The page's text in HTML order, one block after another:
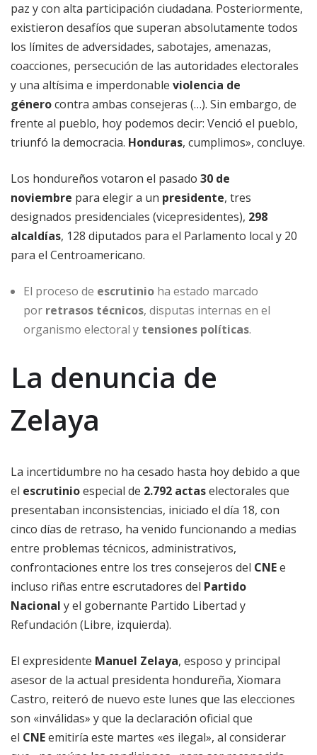
paz y con alta participación ciudadana. Posteriormente,
existieron desafíos que superan absolutamente todos
los límites de adversidades, sabotajes, amenazas,
coacciones, persecución de las autoridades electorales
y una altísima e imperdonable violencia de
génerocontra ambas consejeras (…). Sin embargo, de
frente al pueblo, hoy podemos decir: Venció el pueblo,
triunfó la democracia. Honduras, cumplimos», concluye.
Los hondureños votaron el pasado 30 de
noviembre para elegir a un presidente, tres
designados presidenciales (vicepresidentes), 298
alcaldías, 128 diputados para el Parlamento local y 20
para el Centroamericano.
El proceso de escrutinio ha estado marcado
por retrasos técnicos, disputas internas en el
organismo electoral y tensiones políticas.
La denuncia de
Zelaya
La incertidumbre no ha cesado hasta hoy debido a que
el escrutinioespecial de 2.792 actaselectorales que
presentaban inconsistencias, iniciado el día 18, con
cinco días de retraso, ha venido funcionando a medias
entre problemas técnicos, administrativos,
confrontaciones entre los tres consejeros del CNEe
incluso riñas entre escrutadores del Partido
Nacional y el gobernante Partido Libertad y
Refundación (Libre, izquierda).
El expresidente Manuel Zelaya, esposo y principal
asesor de la actual presidenta hondureña, Xiomara
Castro, reiteró de nuevo este lunes que las elecciones
son «inválidas» y que la declaración oficial que
el CNEemitiría este martes «es ilegal», al considerar